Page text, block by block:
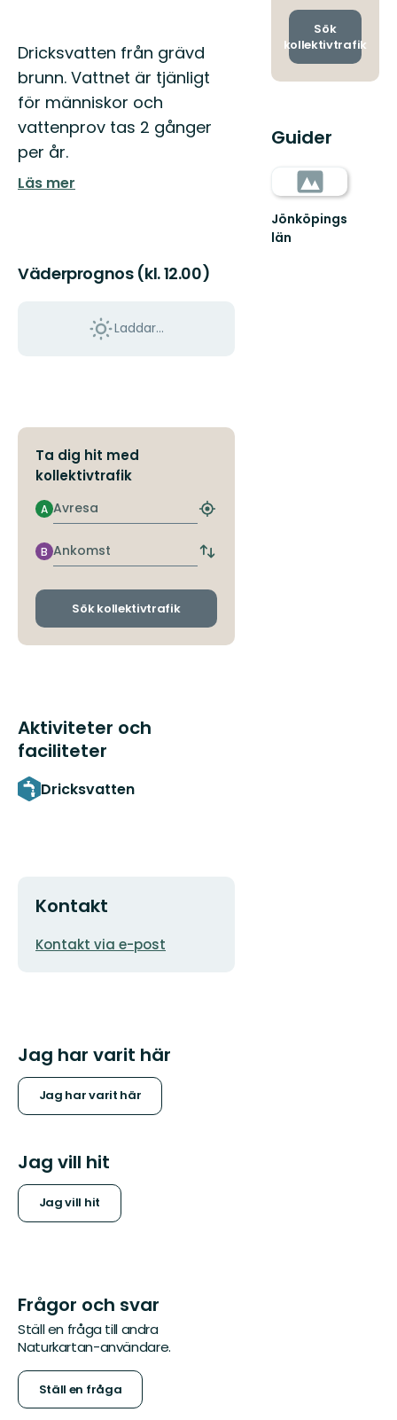
Beskrivning
Dricksvatten från grävd
brunn. Vattnet är tjänligt
för människor och
vattenprov tas 2 gånger
per år.
Läs mer
Väderprognos (kl. 12.00)
Laddar...
Ta dig hit med
kollektivtrafik
Avresa
A
Hitta
hållplats
Ankomst
B
Byt
och
Sök kollektivtrafik
Aktiviteter och
faciliteter
Dricksvatten
Kontakt
E-
Kontakt via e-post
Jag har varit här
Jag har varit här
Jag vill hit
Jag vill hit
Frågor och svar
Ställ en fråga till andra
Naturkartan-användare.
Ställ en fråga
och
Sök
kollektivtrafik
Guider
Jönköpings
län